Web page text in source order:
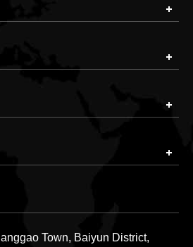
Town, Baiyun District,